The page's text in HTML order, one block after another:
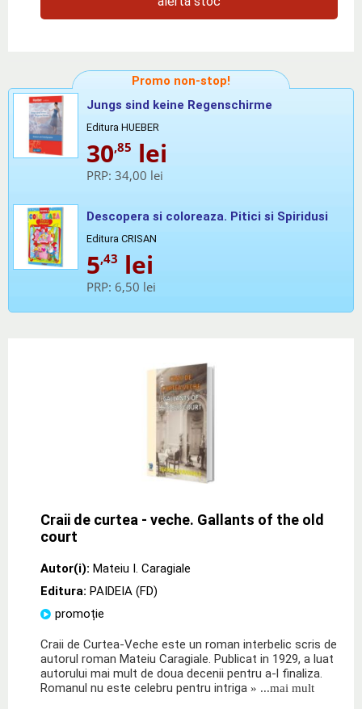
Promo non-stop!
Jungs sind keine Regenschirme
Editura HUEBER
30,85 lei
PRP: 34,00 lei
Descopera si coloreaza. Pitici si Spiridusi
Editura CRISAN
5,43 lei
PRP: 6,50 lei
Craii de curtea - veche. Gallants of the old
court
Autor(i): Mateiu I. Caragiale
Editura: PAIDEIA (FD)
promoție
Craii de Curtea-Veche este un roman interbelic scris de
autorul roman Mateiu Caragiale. Publicat in 1929, a luat
autorului mai mult de doua decenii pentru a-l finaliza.
Romanul nu este celebru pentru intriga » ...mai mult